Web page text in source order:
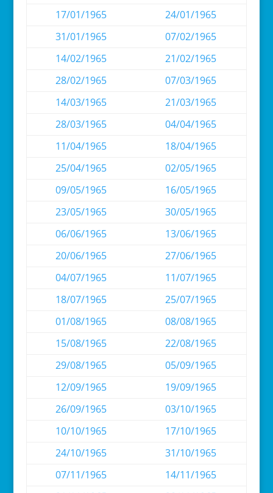
17/01/1965
24/01/1965
31/01/1965
07/02/1965
14/02/1965
21/02/1965
28/02/1965
07/03/1965
14/03/1965
21/03/1965
28/03/1965
04/04/1965
11/04/1965
18/04/1965
25/04/1965
02/05/1965
09/05/1965
16/05/1965
23/05/1965
30/05/1965
06/06/1965
13/06/1965
20/06/1965
27/06/1965
04/07/1965
11/07/1965
18/07/1965
25/07/1965
01/08/1965
08/08/1965
15/08/1965
22/08/1965
29/08/1965
05/09/1965
12/09/1965
19/09/1965
26/09/1965
03/10/1965
10/10/1965
17/10/1965
24/10/1965
31/10/1965
07/11/1965
14/11/1965